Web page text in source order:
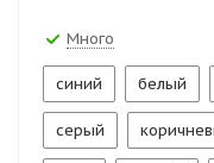
Много
синий белый
серый